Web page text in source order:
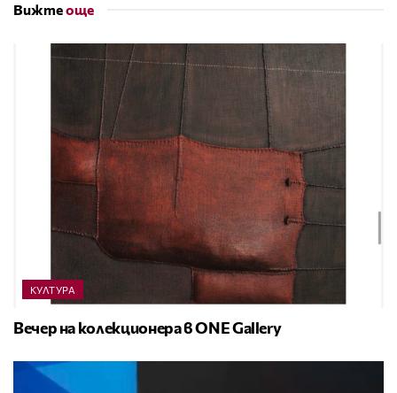
Вижтеоще
КУЛТУРА
Вечер на колекционера в ONE Gallery